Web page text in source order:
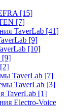
[15]
[7]
TaverLab [41]
[9]
[10]
[9]
[2]
TaverLab [7]
TaverLab [3]
TaverLab [1]
Electro-Voice